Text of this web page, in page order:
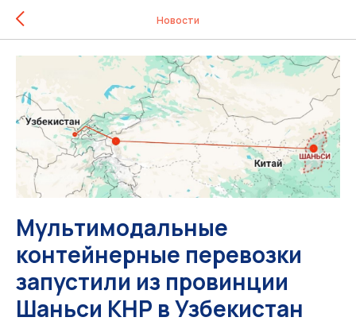
Новости
Мультимодальные
контейнерные перевозки
запустили из провинции
Шаньси КНР в Узбекистан